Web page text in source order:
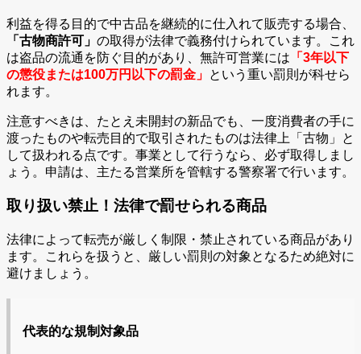
利益を得る目的で中古品を継続的に仕入れて販売する場合、
「古物商許可」 の取得が法律で義務付けられています。これ
は盗品の流通を防ぐ目的があり、無許可営業には 「3年以下
の懲役または100万円以下の罰金」 という重い罰則が科せら
れます。
注意すべきは、たとえ未開封の新品でも、一度消費者の手に
渡ったものや転売目的で取引されたものは法律上「古物」と
して扱われる点です。事業として行うなら、必ず取得しまし
ょう。申請は、主たる営業所を管轄する警察署で行います。
取り扱い禁止！法律で罰せられる商品
法律によって転売が厳しく制限・禁止されている商品があり
ます。これらを扱うと、厳しい罰則の対象となるため絶対に
避けましょう。
代表的な規制対象品